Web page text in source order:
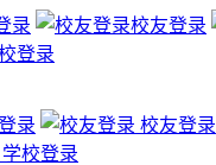
录 校友登录
登录
录 校友登录
学校登录